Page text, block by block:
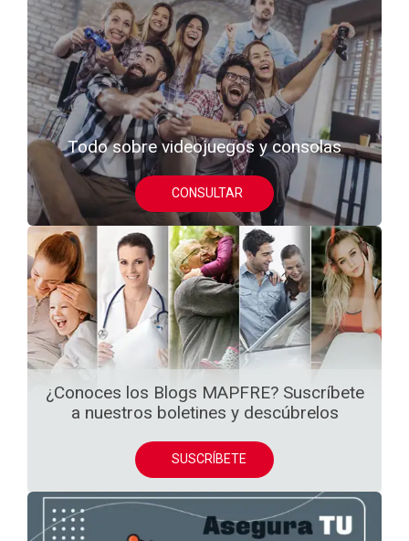
Todo sobre videojuegos y consolas
CONSULTAR
¿Conoces los Blogs MAPFRE? Suscríbete
a nuestros boletines y descúbrelos
SUSCRÍBETE